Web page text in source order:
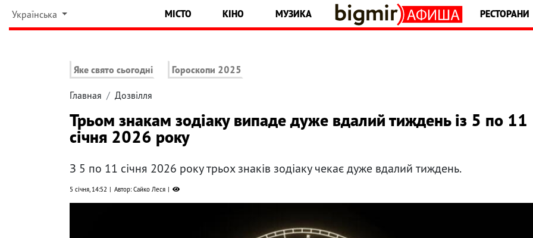
Українська МІСТО КІНО МУЗИКА РЕСТОРАНИ
Яке свято сьогодні Гороскопи 2025
Главная Дозвілля
Трьом знакам зодіаку випаде дуже вдалий тиждень із 5 по 11
січня 2026 року
З 5 по 11 січня 2026 року трьох знаків зодіаку чекає дуже вдалий тиждень.
5 січня, 14:52 Автор: Сайко Леся